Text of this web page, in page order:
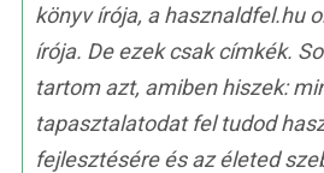
könyv írója, a hasznaldfel.hu
írója. De ezek csak címkék.
tartom azt, amiben hiszek:
tapasztalatodat fel tudod
fejlesztésére és az életed